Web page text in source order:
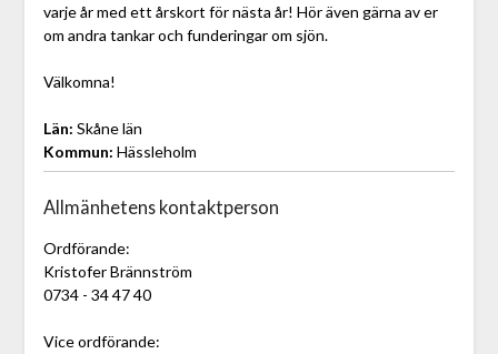
varje år med ett årskort för nästa år! Hör även gärna av er
om andra tankar och funderingar om sjön.
Välkomna!
Län: Skåne län
Kommun: Hässleholm
Allmänhetens kontaktperson
Ordförande:
Kristofer Brännström
0734 - 34 47 40
Vice ordförande: